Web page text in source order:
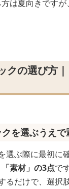
は夏向きです
クの選び方
を選ぶうえ
選ぶ際に最初に
素材」の3点で
るだけで、選択